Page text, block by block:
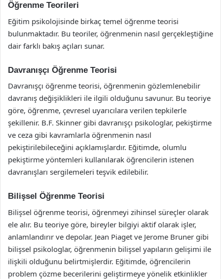
Öğrenme Teorileri
Eğitim psikolojisinde birkaç temel öğrenme teorisi
bulunmaktadır. Bu teoriler, öğrenmenin nasıl gerçekleştiğine
dair farklı bakış açıları sunar.
Davranışçı Öğrenme Teorisi
Davranışçı öğrenme teorisi, öğrenmenin gözlemlenebilir
davranış değişiklikleri ile ilgili olduğunu savunur. Bu teoriye
göre, öğrenme, çevresel uyarıcılara verilen tepkilerle
şekillenir. B.F. Skinner gibi davranışçı psikologlar, pekiştirme
ve ceza gibi kavramlarla öğrenmenin nasıl
pekiştirilebileceğini açıklamışlardır. Eğitimde, olumlu
pekiştirme yöntemleri kullanılarak öğrencilerin istenen
davranışları sergilemeleri teşvik edilebilir.
Bilişsel Öğrenme Teorisi
Bilişsel öğrenme teorisi, öğrenmeyi zihinsel süreçler olarak
ele alır. Bu teoriye göre, bireyler bilgiyi aktif olarak işler,
anlamlandırır ve depolar. Jean Piaget ve Jerome Bruner gibi
bilişsel psikologlar, öğrenmenin bilişsel yapıların gelişimi ile
ilişkili olduğunu belirtmişlerdir. Eğitimde, öğrencilerin
problem çözme becerilerini geliştirmeye yönelik etkinlikler